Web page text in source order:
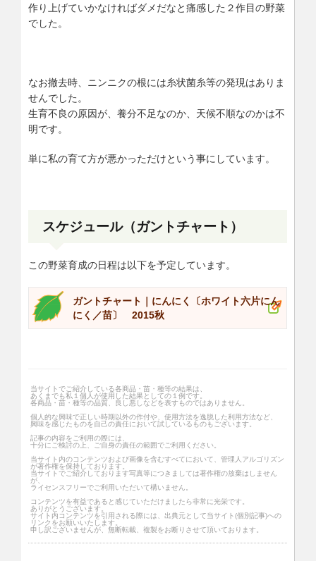
作り上げていかなければダメだなと痛感した２作目の野菜
でした。
なお撤去時、ニンニクの根には糸状菌糸等の発現はありま
せんでした。
生育不良の原因が、養分不足なのか、天候不順なのかは不
明です。
単に私の育て方が悪かっただけという事にしています。
スケジュール（ガントチャート）
この野菜育成の日程は以下を予定しています。
ガントチャート｜にんにく〔ホワイト六片にん
にく／苗〕 2015秋
当サイトでご紹介している各商品・苗・種等の結果は、
あくまでも私１個人が使用した結果としての１例です。
各商品・苗・種等の品質、良し悪しなどを表すものではありません。
個人的な興味で正しい時期以外の作付や、使用方法を逸脱した利用方法など、
興味を感じたものを自己の責任において試しているものもございます。
記事の内容をご利用の際には、
十分にご検討の上、ご自身の責任の範囲でご利用ください。
当サイト内のコンテンツおよび画像を含むすべてにおいて、管理人アルゴリズン
が著作権を保持しております。
当サイトでご紹介しております写真等につきましては著作権の放棄はしません
が、
ライセンスフリーでご利用いただいて構いません。
コンテンツを有益であると感じていただけましたら非常に光栄です。
ありがとうございます。
サイト内コンテンツを引用される際には、出典元として当サイト(個別記事)への
リンクをお願いいたします。
申し訳ございませんが、無断転載、複製をお断りさせて頂いております。